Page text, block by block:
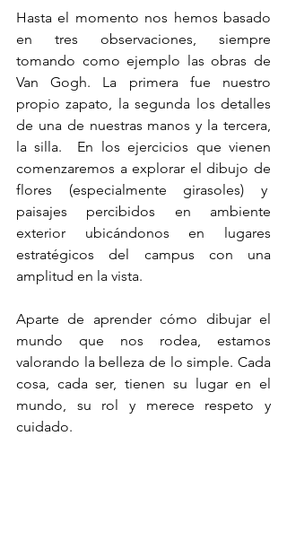
Hasta el momento nos hemos basado
en tres observaciones, siempre
tomando como ejemplo las obras de
Van Gogh. La primera fue nuestro
propio zapato, la segunda los detalles
de una de nuestras manos y la tercera,
la silla.  En los ejercicios que vienen
comenzaremos a explorar el dibujo de
flores (especialmente girasoles) y
paisajes percibidos en ambiente
exterior ubicándonos en lugares
estratégicos del campus con una
amplitud en la vista.
Aparte de aprender cómo dibujar el
mundo que nos rodea, estamos
valorando la belleza de lo simple. Cada
cosa, cada ser, tienen su lugar en el
mundo, su rol y merece respeto y
cuidado.